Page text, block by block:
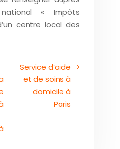
« Impôts
centre local des
Service d’aide
et de soins à
domicile à
Paris